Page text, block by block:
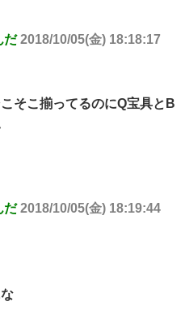
だ 2018/10/05(金) 18:18:17
そこ揃ってるのにQ宝具とB
だ 2018/10/05(金) 18:19:44